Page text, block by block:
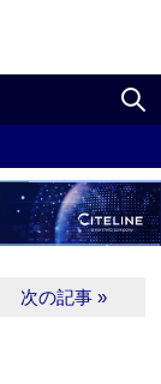
次の記事 »